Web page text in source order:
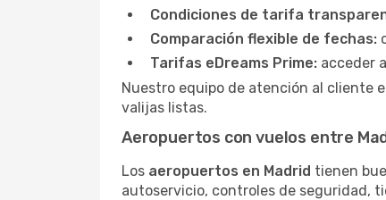
Condiciones de tarifa
Comparación flexible de fechas:
Tarifas eDreams Prime: acceder
Nuestro equipo de atención al cliente
valijas listas.
Aeropuertos con vuelos entre
Los aeropuertos en Madrid tienen
autoservicio, controles de seguridad,